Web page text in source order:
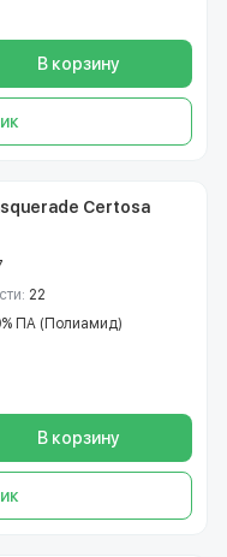
В корзину
Certosa
22
ПА (Полиамид)
В корзину